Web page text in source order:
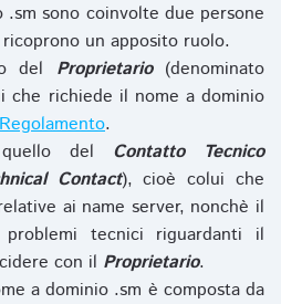
sono coinvolte due persone
un apposito ruolo.
del Proprietario(denominato
che richiede il nome a dominio
Regolamento.
del Contatto Tecnico
Contact), cioè colui che
ai name server, nonchè il
tecnici riguardanti il
con il Proprietario.
a dominio .sm è composta da